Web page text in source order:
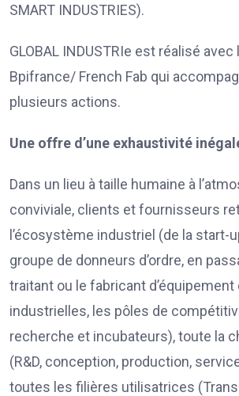
SMART INDUSTRIES).
GLOBAL INDUSTRIe est réalisé
Bpifrance/ French Fab qui
plusieurs actions.
Une offre d’une exhaustivité
Dans un lieu à taille humaine à
conviviale, clients et fournisseurs
l’écosystème industriel (de la start-
groupe de donneurs d’ordre, en
traitant ou le fabricant
industrielles, les pôles de
recherche et incubateurs), toute la
(R&D, conception, production,
toutes les filières utilisatrices